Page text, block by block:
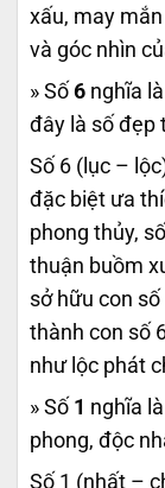
xấu, may
và góc nhìn
» Số 6 nghĩa
đây là số đẹp
Số 6 (lục –
đặc biệt ưa
phong thủy,
thuận buồm
sở hữu con
thành con số
như lộc phát
» Số 1 nghĩa
phong, độc
Số 1 (nhất –